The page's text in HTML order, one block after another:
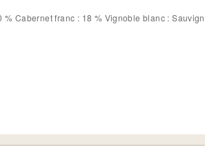
blanc : Sauvignon : 50 % Sémillon